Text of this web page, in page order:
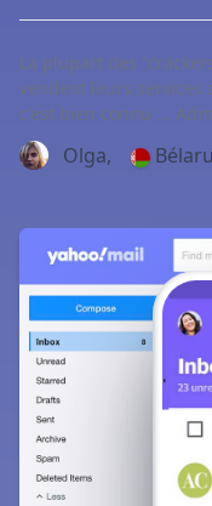
La plupart des
vendent leurs services
c'est bien connu ...
Olga,